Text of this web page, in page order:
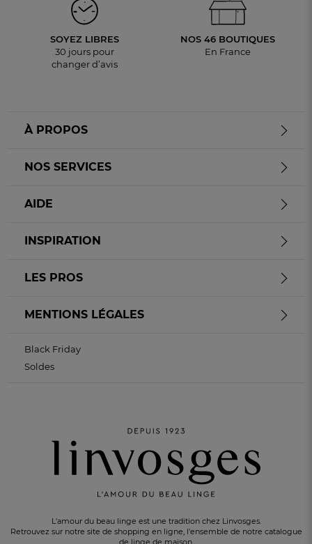
SOYEZ LIBRES
30 jours pour
changer d’avis
NOS 46 BOUTIQUES
En France
L'amour du beau linge est une tradition chez Linvosges.
Retrouvez sur notre site de shopping en ligne, l'ensemble de notre catalogue
de linge de maison.
À PROPOS
NOS SERVICES
AIDE
INSPIRATION
LES PROS
MENTIONS LÉGALES
Black Friday
Soldes